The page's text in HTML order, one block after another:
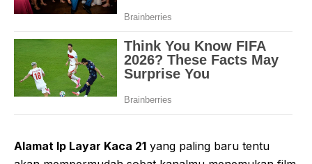
Alamat Ip Layar Kaca 21 yang paling baru tentu